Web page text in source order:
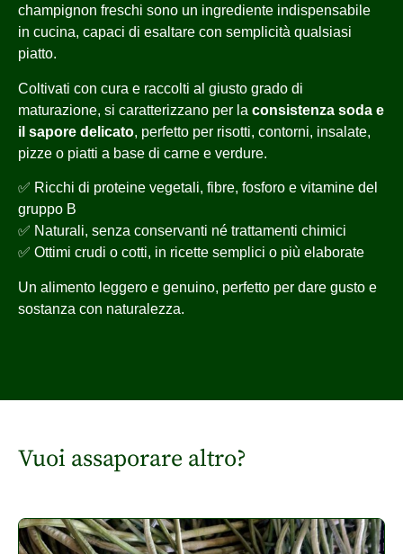
champignon freschi sono un ingrediente indispensabile
in cucina, capaci di esaltare con semplicità qualsiasi
piatto.
Coltivati con cura e raccolti al giusto grado di
maturazione, si caratterizzano per la consistenza soda e
il sapore delicato, perfetto per risotti, contorni, insalate,
pizze o piatti a base di carne e verdure.
✅ Ricchi di proteine vegetali, fibre, fosforo e vitamine del
gruppo B
✅ Naturali, senza conservanti né trattamenti chimici
✅ Ottimi crudi o cotti, in ricette semplici o più elaborate
Un alimento leggero e genuino, perfetto per dare gusto e
sostanza con naturalezza.
Vuoi assaporare altro?